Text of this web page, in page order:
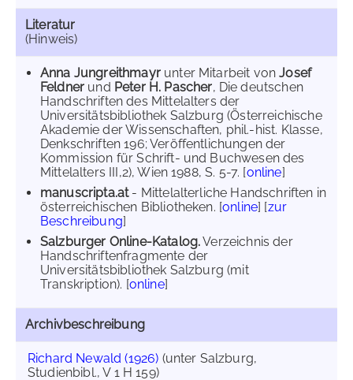
Literatur
(Hinweis)
Anna Jungreithmayrunter Mitarbeit vonJosef
Feldner und Peter H. Pascher, Die deutschen
Handschriften des Mittelalters der
Universitätsbibliothek Salzburg (Österreichische
Akademie der Wissenschaften, phil.-hist. Klasse,
Denkschriften 196; Veröffentlichungen der
Kommission für Schrift- und Buchwesen des
Mittelalters III,2), Wien 1988, S. 5-7. [online]
manuscripta.at- Mittelalterliche Handschriften in
österreichischen Bibliotheken. [online] [zur
Beschreibung]
Salzburger Online-Katalog.Verzeichnis der
Handschriftenfragmente der
Universitätsbibliothek Salzburg (mit
Transkription). [online]
Archivbeschreibung
Richard Newald (1926) (unter Salzburg,
Studienbibl., V 1 H 159)